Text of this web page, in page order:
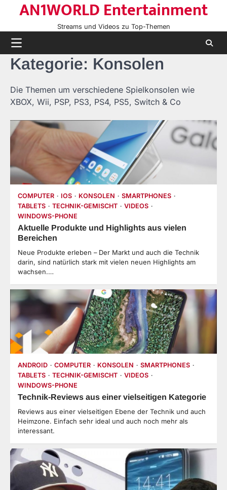
content
AN1WORLD Entertainment
Streams und Videos zu Top-Themen
Kategorie: Konsolen
Die Themen um verschiedene Spielkonsolen wie
XBOX, Wii, PSP, PS3, PS4, PS5, Switch & Co
COMPUTER IOS KONSOLEN
SMARTPHONES
TABLETS
TECHNIK-GEMISCHT
VIDEOS
WINDOWS-PHONE
Aktuelle Produkte und Highlights aus vielen
Bereichen
Neue Produkte erleben – Der Markt und auch die Technik
darin, sind natürlich stark mit vielen neuen Highlights am
wachsen.…
ANDROID COMPUTER KONSOLEN
SMARTPHONES
TABLETS
TECHNIK-GEMISCHT
VIDEOS
WINDOWS-PHONE
Technik-Reviews aus einer vielseitigen Kategorie
Reviews aus einer vielseitigen Ebene der Technik und auch
Heimzone. Einfach sehr ideal und auch noch mehr als
interessant.